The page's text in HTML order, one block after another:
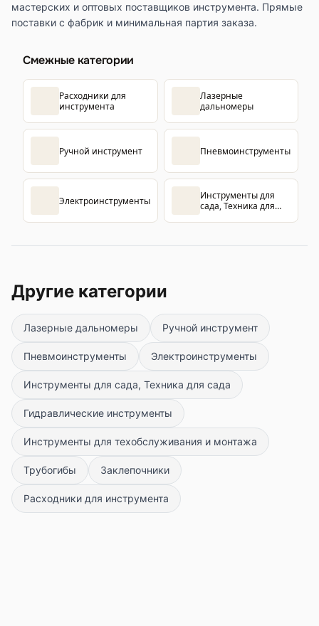
мастерских и оптовых поставщиков инструмента. Прямые
поставки с фабрик и минимальная партия заказа.
Смежные категории
Расходники для
инструмента
Лазерные
дальномеры
Ручной инструмент Пневмоинструменты
Электроинструменты
Инструменты для
сада, Техника для
Другие категории
Лазерные дальномеры Ручной инструмент
Пневмоинструменты Электроинструменты
Инструменты для сада, Техника для сада
Гидравлические инструменты
Инструменты для техобслуживания и монтажа
Трубогибы Заклепочники
Расходники для инструмента